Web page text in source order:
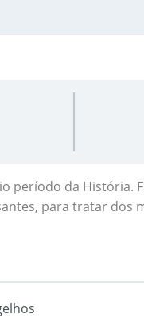
período da
para tratar dos